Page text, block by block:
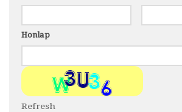
Honlap
Refresh